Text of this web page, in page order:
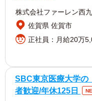
株式会社ファーレン西
佐賀県 佐賀市
正社員：月給20万
SBC東京医療大学の
者歓迎/年休125日